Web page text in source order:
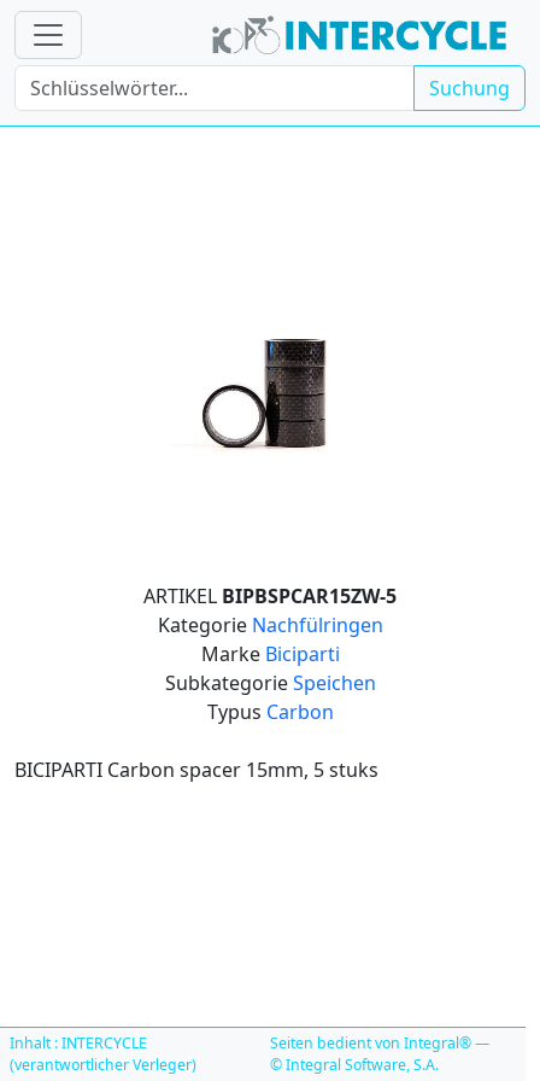
Suchung
ARTIKEL BIPBSPCAR15ZW-5
Kategorie Nachfülringen
Marke Biciparti
SubkategorieSpeichen
Typus Carbon
BICIPARTI Carbon spacer 15mm, 5 stuks
Inhalt : INTERCYCLE
(verantwortlicher Verleger)
Seiten bedient von Integral® —
© Integral Software, S.A.